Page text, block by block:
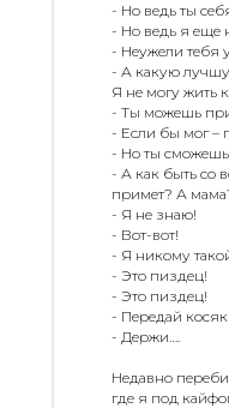
- Но ведь ты
- Но ведь я еще
- Неужели тебя
- А какую
Я не могу жить
- Ты можешь
- Если бы мог –
- Но ты
- А как быть со
примет? А
- Я не знаю!
- Вот-вот!
- Я никому
- Это пиздец!
- Это пиздец!
- Передай косяк
- Держи….
Недавно
где я под